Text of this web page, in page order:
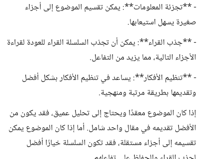
- **تجزئة المعلومات**: يمكن تقسيم الموضوع إلى أجزاء
صغيرة يسهل استيعابها.
- **جذب القراء**: يمكن أن تجذب السلسلة القراء للعودة لقراءة
الأجزاء التالية، مما يزيد من التفاعل.
- **تنظيم الأفكار**: يساعد في تنظيم الأفكار بشكل أفضل
وتقديمها بطريقة مرتبة ومنهجية.
إذا كان الموضوع معقدًا ويحتاج إلى تحليل عميق، فقد يكون من
الأفضل تقديمه في مقال واحد شامل. أما إذا كان الموضوع يمكن
تقسيمه إلى أجزاء مستقلة، فقد تكون السلسلة خيارًا أفضل